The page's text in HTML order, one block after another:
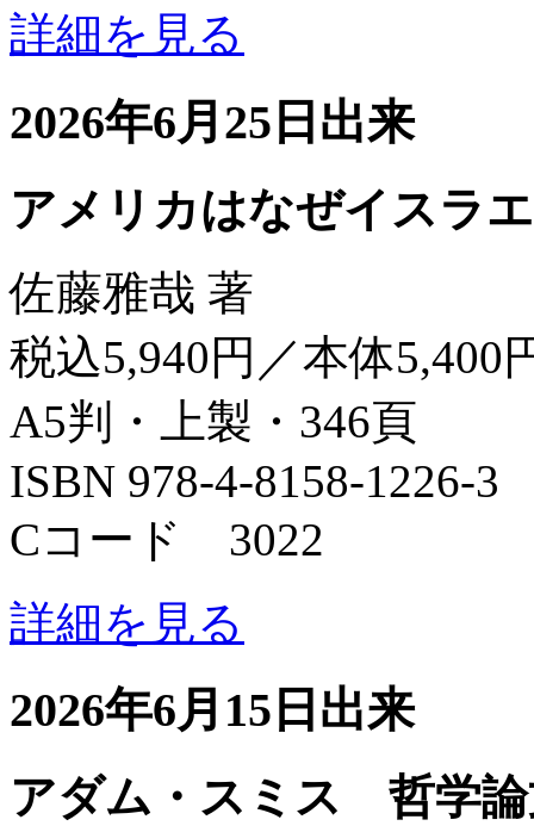
詳細を見る
2026年6月25日出来
アメリカはなぜイスラ
佐藤雅哉 著
税込5,940円／本体5,400
A5判・上製・346頁
ISBN 978-4-8158-1226-3
Cコード 3022
詳細を見る
2026年6月15日出来
アダム・スミス 哲学論